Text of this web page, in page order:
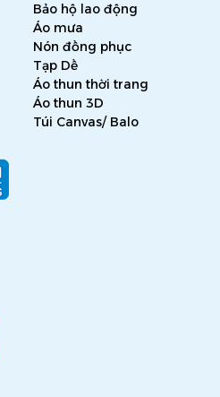
Bảo hộ lao động
Áo mưa
Nón đồng phục
Tạp Dề
Áo thun thời trang
Áo thun 3D
Túi Canvas/ Balo